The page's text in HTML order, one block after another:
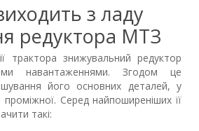
з ладу
редуктора МТЗ
трактора знижувальний редуктор
навантаженнями. Згодом це
його основних деталей, у
проміжної. Серед найпоширеніших її
такі: